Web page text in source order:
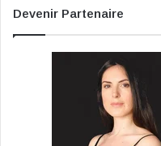
Devenir Partenaire